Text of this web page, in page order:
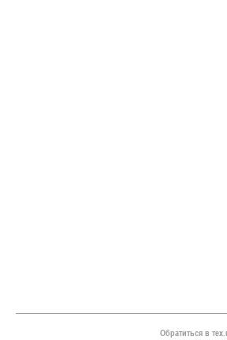
Обратиться в